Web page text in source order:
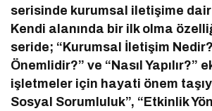
serisinde kurumsal iletişime dair
Kendi alanında bir ilk olma
seride; “Kurumsal İletişim
Önemlidir?” ve “Nasıl Yapılır?”
işletmeler için hayati önem
Sosyal Sorumluluk”, “Etkinlik